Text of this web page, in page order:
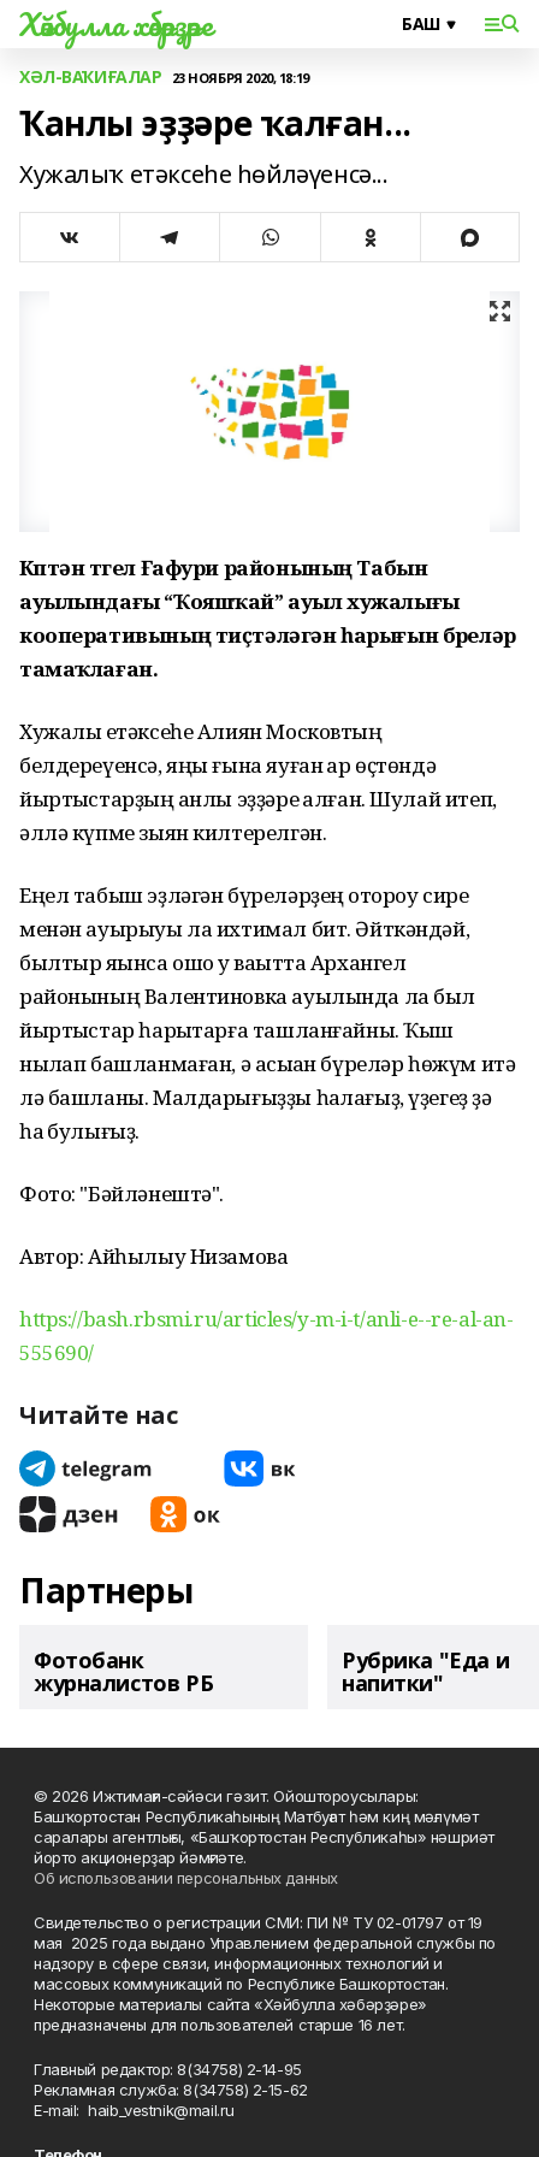
Хәйбулла хәбәрҙәре
ХӘЛ-ВАҠИҒАЛАР 23 НОЯБРЯ 2020, 18:19
Ҡанлы эҙҙәре ҡалған...
Хужалыҡ етәксеһе һөйләүенсә...
Күптән түгел Ғафури районының Табын
ауылындағы “Ҡояшҡай” ауыл хужалығы
кооперативының тиҫтәләгән һарығын бүреләр
тамаҡлаған.
Хужалыҡ етәксеһе Алиян Московтың
белдереүенсә, яңы ғына яуған ҡар өҫтөндә
йыртҡыстарҙың ҡанлы эҙҙәре ҡалған. Шулай итеп,
әллә күпме зыян килтерелгән.
Еңел табыш эҙләгән бүреләрҙең ҡотороу сире
менән ауырыуы ла ихтимал бит. Әйткәндәй,
былтыр яҡынса ошо уҡ ваҡытта Архангел
районының Валентиновка ауылында ла был
йыртҡыстар һарыҡтарға ташланғайны. Ҡыш
ныҡлап башланмаған, ә асыҡҡан бүреләр һөжүм итә
лә башланы. Малдарығыҙҙы һаҡлағыҙ, үҙегеҙ ҙә
һаҡ булығыҙ.
Фото: "Бәйләнештә".
Автор: Айһылыу Низамова
https://bash.rbsmi.ru/articles/y-m-i-t/anli-e--re-al-an-
555690/
Читайте нас
Партнеры
Фотобанк
журналистов РБ
Рубрика "Еда и
напитки"
© 2026 Ижтимағи-сәйәси гәзит. Ойоштороусылары:
Башҡортостан Республикаһының Матбуғат һәм киң мәғлүмәт
саралары агентлығы, «Башҡортостан Республикаһы» нәшриәт
йорто акционерҙар йәмғиәте.
Об использовании персональных данных
Свидетельство о регистрации СМИ: ПИ № ТУ 02-01797 от 19
мая 2025 года выдано Управлением федеральной службы по
надзору в сфере связи, информационных технологий и
массовых коммуникаций по Республике Башкортостан.
Некоторые материалы сайта «Хәйбулла хәбәрҙәре»
предназначены для пользователей старше 16 лет.
Главный редактор: 8(34758) 2-14-95
Рекламная служба: 8(34758) 2-15-62
Е-mаil: haib_vestnik@mail.ru